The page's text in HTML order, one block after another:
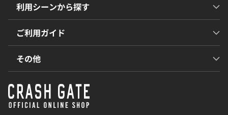
利用シーンから探す
ご利用ガイド
その他